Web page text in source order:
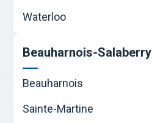
Waterloo
Beauharnois-Salaberry
Beauharnois
Sainte-Martine